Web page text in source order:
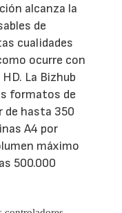
alcanza la
de
cualidades
ocurre con
La Bizhub
formatos de
de hasta 350
A4 por
máximo
500.000